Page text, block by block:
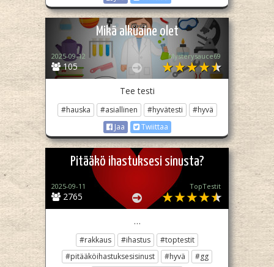
Mikä alkuaine olet
105
2025-09-12 Mysterysauce69
Tee testi
#hauska #asiallinen #hyvätesti
#hyvä
Jaa
Twiittaa
Pitääkö ihastuksesi sinusta?
2765
2025-09-11 TopTestit
…
#rakkaus #ihastus
#toptestit
#pitääköihastuksesisinust
#hyvä
#gg